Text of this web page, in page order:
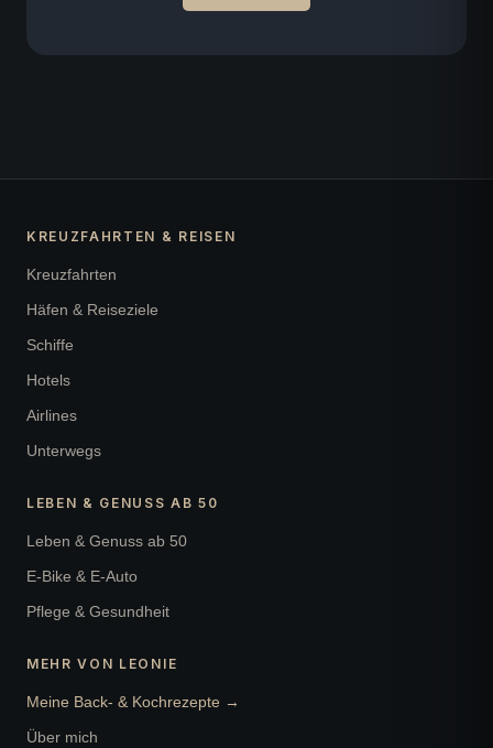
KREUZFAHRTEN & REISEN
Kreuzfahrten
Häfen & Reiseziele
Schiffe
Hotels
Airlines
Unterwegs
LEBEN & GENUSS AB 50
Leben & Genuss ab 50
E-Bike & E-Auto
Pflege & Gesundheit
MEHR VON LEONIE
Meine Back- & Kochrezepte →
Über mich